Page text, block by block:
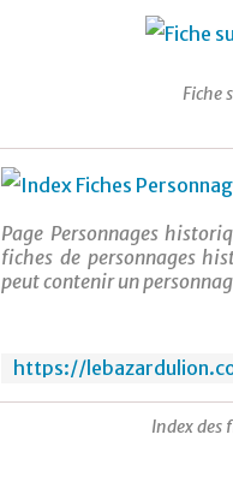
Fiche
Page Personnages
fiches de personnages
peut contenir un
Index des